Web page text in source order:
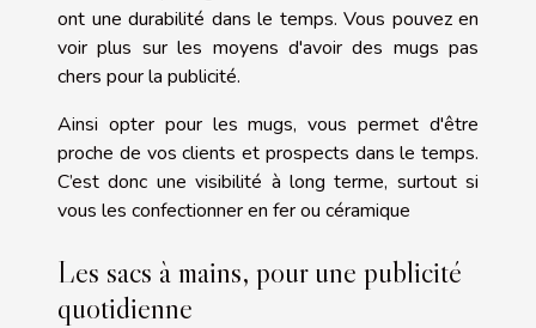
ont une durabilité dans le temps. Vous pouvez en
voir plus sur les moyens d'avoir des mugs pas
chers pour la publicité.
Ainsi opter pour les mugs, vous permet d'être
proche de vos clients et prospects dans le temps.
C’est donc une visibilité à long terme, surtout si
vous les confectionner en fer ou céramique
Les sacs à mains, pour une publicité
quotidienne